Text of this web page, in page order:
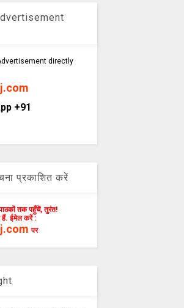
directly
+91
प्रकाशित करें
तक पहुँचें, तुरंत!
हैं. ईमेल करें :
पर